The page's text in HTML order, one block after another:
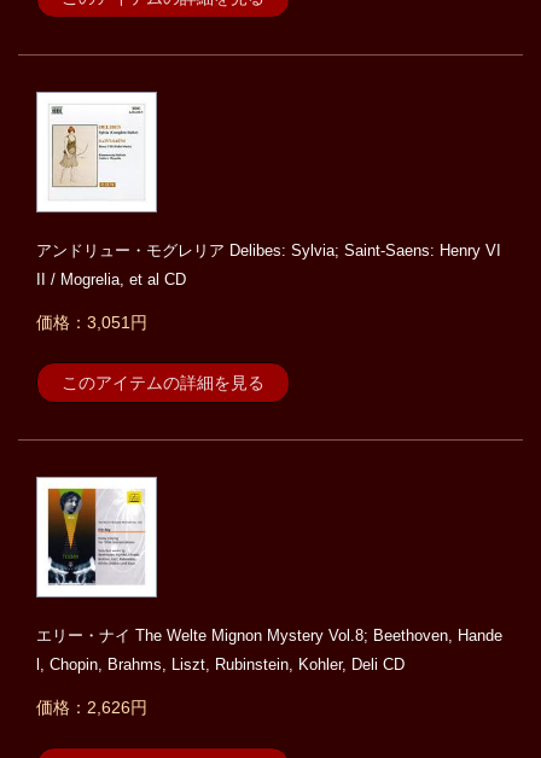
アンドリュー・モグレリア Delibes: Sylvia; Saint-Saens: Henry VI
II / Mogrelia, et al CD
価格：3,051円
このアイテムの詳細を見る
エリー・ナイ The Welte Mignon Mystery Vol.8; Beethoven, Hande
l, Chopin, Brahms, Liszt, Rubinstein, Kohler, Deli CD
価格：2,626円